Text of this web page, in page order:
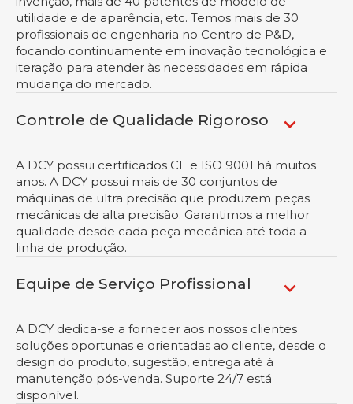
utilidade e de aparência, etc. Temos mais de 30
profissionais de engenharia no Centro de P&D,
focando continuamente em inovação tecnológica e
iteração para atender às necessidades em rápida
mudança do mercado.
Controle de Qualidade Rigoroso
A DCY possui certificados CE e ISO 9001 há muitos
anos. A DCY possui mais de 30 conjuntos de
máquinas de ultra precisão que produzem peças
mecânicas de alta precisão. Garantimos a melhor
qualidade desde cada peça mecânica até toda a
linha de produção.
Equipe de Serviço Profissional
A DCY dedica-se a fornecer aos nossos clientes
soluções oportunas e orientadas ao cliente, desde o
design do produto, sugestão, entrega até à
manutenção pós-venda. Suporte 24/7 está
disponível.